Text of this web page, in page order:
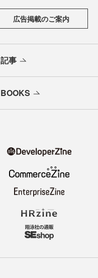
広告掲載のご案内
記事
BOOKS